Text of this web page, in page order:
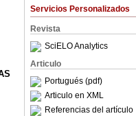
Servicios Personalizados
Revista
SciELO Analytics
Articulo
Portugués (pdf)
Articulo en XML
Referencias del artículo